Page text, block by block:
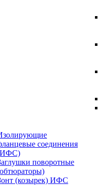
соединения
поворотные
(козырек) ИФС